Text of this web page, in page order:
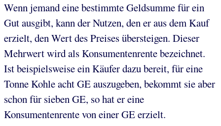
Wenn jemand eine bestimmte Geldsumme für ein
Gut ausgibt, kann der Nutzen, den er aus dem Kauf
erzielt, den Wert des Preises übersteigen. Dieser
Mehrwert wird als Konsumentenrente bezeichnet.
Ist beispielsweise ein Käufer dazu bereit, für eine
Tonne Kohle acht GE auszugeben, bekommt sie aber
schon für sieben GE, so hat er eine
Konsumentenrente von einer GE erzielt.